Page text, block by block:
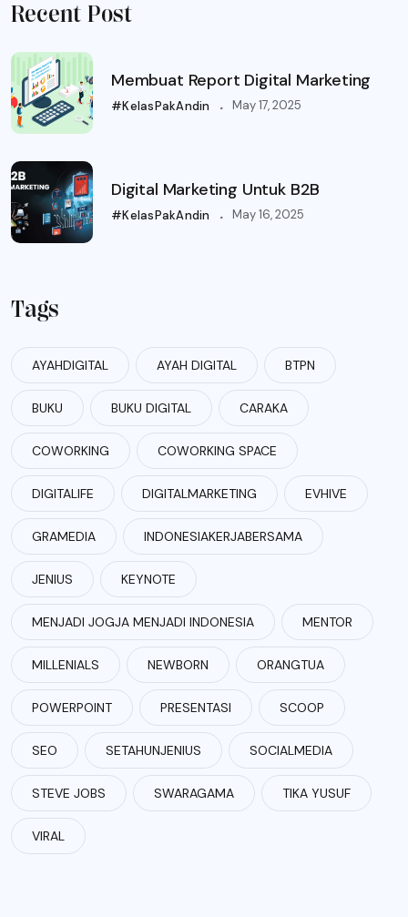
Recent Post
Membuat Report Digital Marketing
#KelasPakAndin . May 17, 2025
Digital Marketing Untuk B2B
#KelasPakAndin . May 16, 2025
Tags
AYAHDIGITAL AYAH DIGITAL BTPN
BUKU BUKU DIGITAL CARAKA
COWORKING COWORKING SPACE
DIGITALIFE DIGITALMARKETING EVHIVE
GRAMEDIA INDONESIAKERJABERSAMA
JENIUS KEYNOTE
MENJADI JOGJA MENJADI INDONESIA MENTOR
MILLENIALS NEWBORN ORANGTUA
POWERPOINT PRESENTASI SCOOP
SEO SETAHUNJENIUS SOCIALMEDIA
STEVE JOBS SWARAGAMA TIKA YUSUF
VIRAL